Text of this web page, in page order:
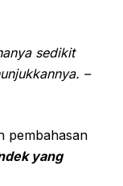
sedikit
–
pembahasan
yang